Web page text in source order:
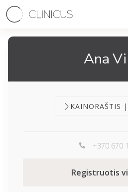
Ana Vi
KAINORAŠTIS
+370 670
Registruotis